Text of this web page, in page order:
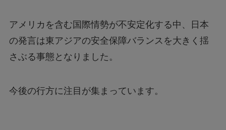
アメリカを含む国際情勢が不安定化する中、日本
の発言は東アジアの安全保障バランスを大きく揺
さぶる事態となりました。
今後の行方に注目が集まっています。